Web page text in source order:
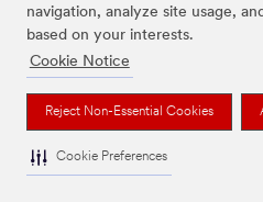
navigation, analyze site usage,
based on your interests.
Cookie Notice
Reject Non-Essential Cookies
Cookie Preferences